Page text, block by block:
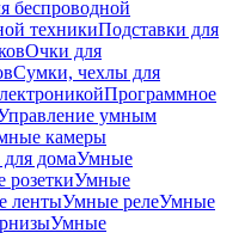
беспроводной
техникиПодставки для
Очки для
Сумки, чехлы для
Программное
умным
камеры
домаУмные
Умные
лентыУмные релеУмные
Умные